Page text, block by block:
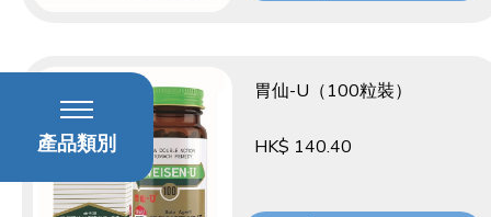
胃仙-U（100粒裝）
HK$ 140.40
產品類別